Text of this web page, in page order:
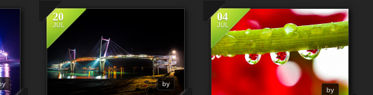
20
JUL
by
04
JUL
by